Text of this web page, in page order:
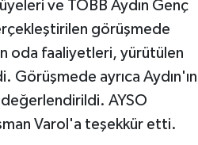
ve TOBB Aydın Genç
görüşmede
oda faaliyetleri, yürütülen
Görüşmede ayrıca Aydın'ın
AYSO
Varol'a teşekkür etti.